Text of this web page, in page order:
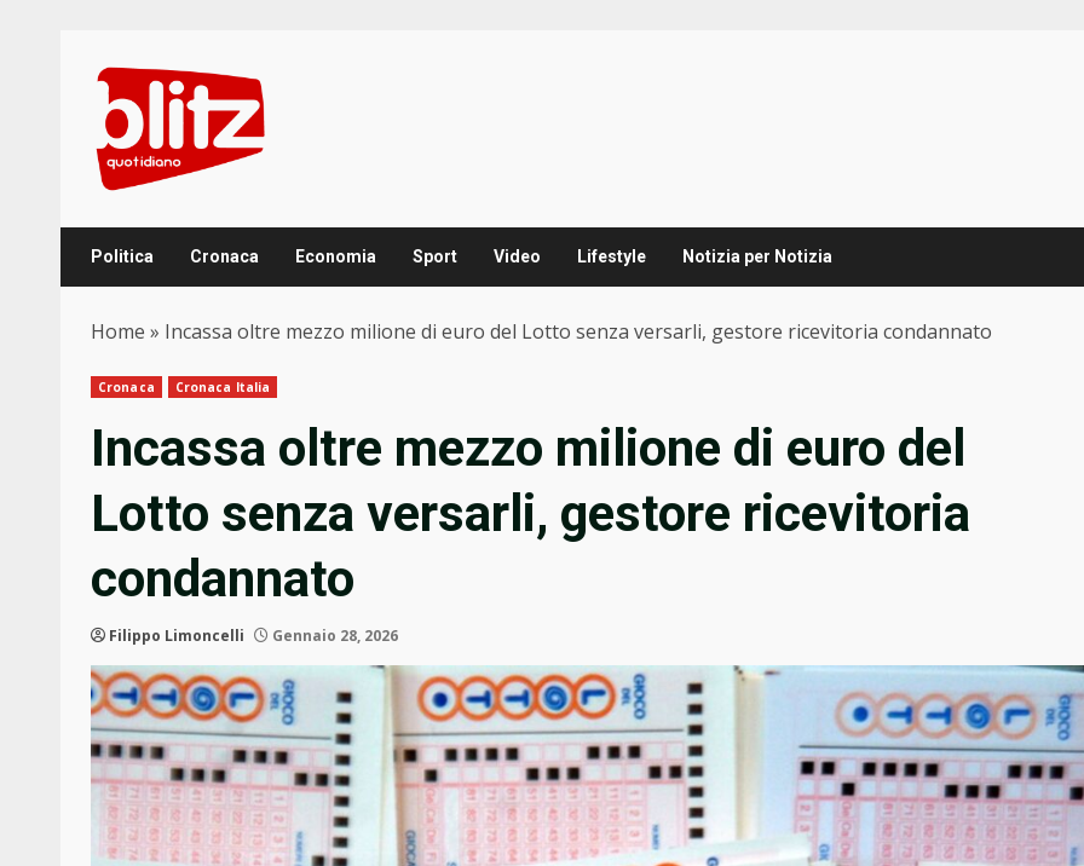
content
Politica Cronaca Economia Sport Video Lifestyle Notizia per Notizia
Home » Incassa oltre mezzo milione di euro del Lotto senza versarli, gestore ricevitoria condannato
Cronaca Cronaca Italia
Incassa oltre mezzo milione di euro del
Lotto senza versarli, gestore ricevitoria
condannato
Filippo Limoncelli Gennaio 28, 2026